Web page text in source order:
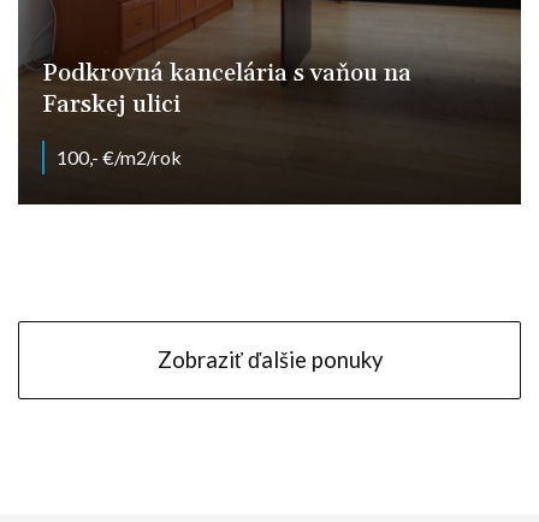
Podkrovná kancelária s vaňou na
Farskej ulici
100,- €/m2/rok
Zobraziť ďalšie ponuky